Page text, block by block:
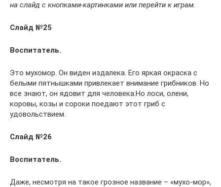
на слайд с кнопками-картинками или перейти к играм.
Слайд №25
Воспитатель.
Это мухомор. Он виден издалека. Его яркая окраска с
белыми пятнышками привлекает внимание грибников. Но
все знают, он ядовит для человека.Но лоси, олени,
коровы, козы и сороки поедают этот гриб с
удовольствием.
Слайд №26
Воспитатель.
Даже, несмотря на такое грозное название – «мухо-мор»,